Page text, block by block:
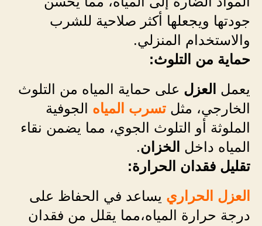
جودتها ويجعلها أكثر صلاحية للشرب
والاستخدام المنزلي.
حماية من التلوث:
يعمل العزل على حماية المياه من التلوث
الخارجي، مثل تسرب المياه الجوفية
الملوثة أو التلوث الجوي، مما يضمن نقاء
المياه داخل الخزان.
تقليل فقدان الحرارة:
العزل الحراري يساعد في الحفاظ على
درجة حرارة المياه،مما يقلل من فقدان